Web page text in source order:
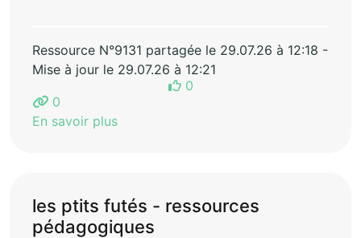
Ressource N°9131 partagée le 29.07.26 à 12:18 -
Mise à jour le 29.07.26 à 12:21
0
0
En savoir plus
les ptits futés - ressources
pédagogiques